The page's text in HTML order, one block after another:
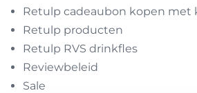
Retulp cadeaubon kopen met
Retulp producten
Retulp RVS drinkfles
Reviewbeleid
Sale